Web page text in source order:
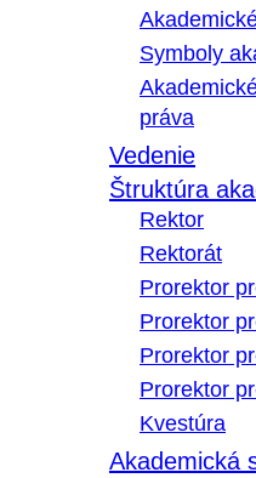
Symboly
práva
Vedenie
Štruktúra
Rektor
Rektorát
Prorektor
Prorektor
Prorektor
Prorektor
Kvestúra
Akademická